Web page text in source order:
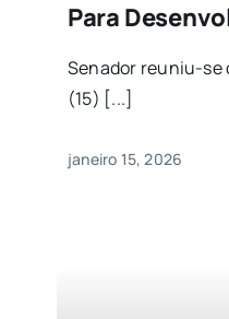
Para
Senador reuniu-se
(15) [...]
janeiro 15, 2026